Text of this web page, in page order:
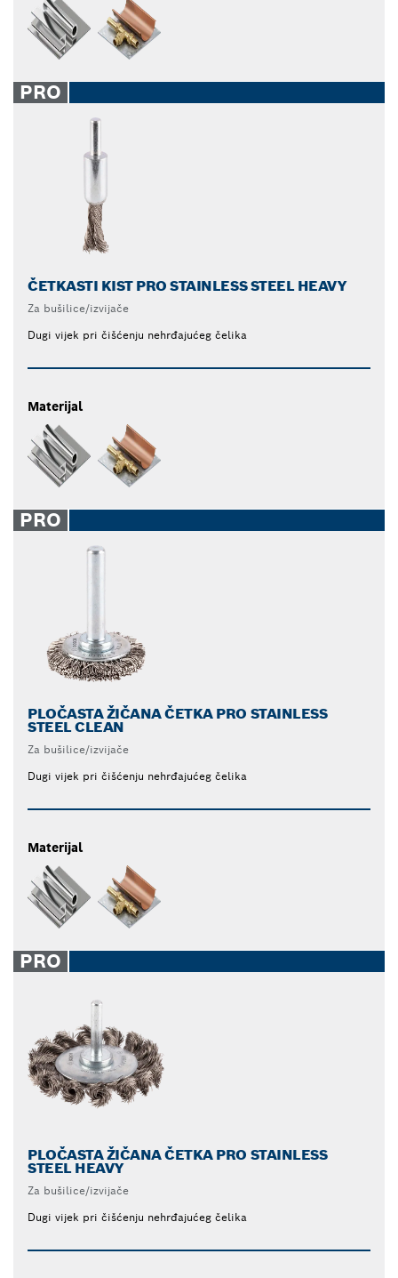
PRO
ČETKASTI KIST PRO STAINLESS STEEL HEAVY
Za bušilice/izvijače
Dugi vijek pri čišćenju nehrđajućeg čelika
Materijal
PRO
PLOČASTA ŽIČANA ČETKA PRO STAINLESS
STEEL CLEAN
Za bušilice/izvijače
Dugi vijek pri čišćenju nehrđajućeg čelika
Materijal
PRO
PLOČASTA ŽIČANA ČETKA PRO STAINLESS
STEEL HEAVY
Za bušilice/izvijače
Dugi vijek pri čišćenju nehrđajućeg čelika